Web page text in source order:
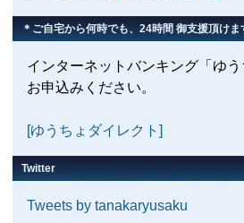
＊ご自宅から何時でも、24時間 御支援頂けま
インターネットバンキング「ゆ
お申込みください。
[ゆうちょダイレクト]
Twitter
Tweets by tanakaryusaku